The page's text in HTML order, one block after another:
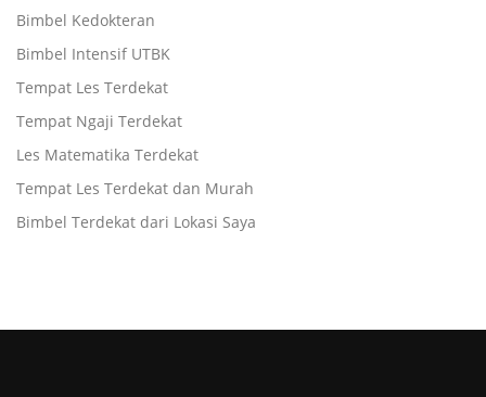
Bimbel Kedokteran
Bimbel Intensif UTBK
Tempat Les Terdekat
Tempat Ngaji Terdekat
Les Matematika Terdekat
Tempat Les Terdekat dan Murah
Bimbel Terdekat dari Lokasi Saya